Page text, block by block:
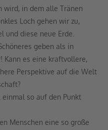
wird, in dem alle Tränen
Loch gehen wir zu,
und diese neue Erde.
geben als in
Kann es eine kraftvollere,
Perspektive auf die Welt
so auf den Punkt
Menschen eine so große